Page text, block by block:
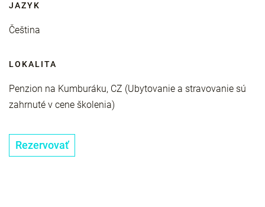
JAZYK
Čeština
LOKALITA
Penzion na Kumburáku, CZ (Ubytovanie a stravovanie sú
zahrnuté v cene školenia)
Rezervovať